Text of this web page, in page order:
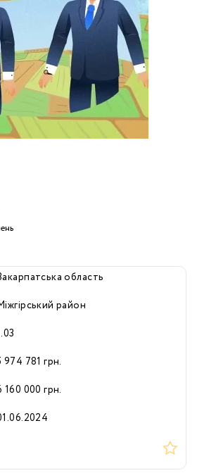
область
район
974 781 грн.
160 000 грн.
УВІЙТИ
даних.
КОНСУЛЬТАЦІЮ